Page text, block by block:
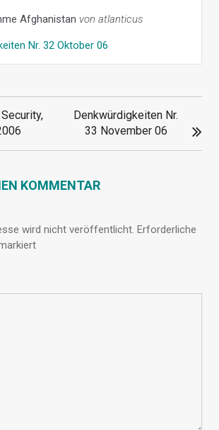
Afghanistan von atlanticus
Nr. 32 Oktober 06
Denkwürdigkeiten Nr.
33 November 06
KOMMENTAR
wird nicht veröffentlicht. Erforderliche